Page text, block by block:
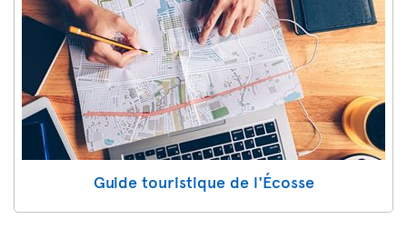
Guide touristique de l'Écosse